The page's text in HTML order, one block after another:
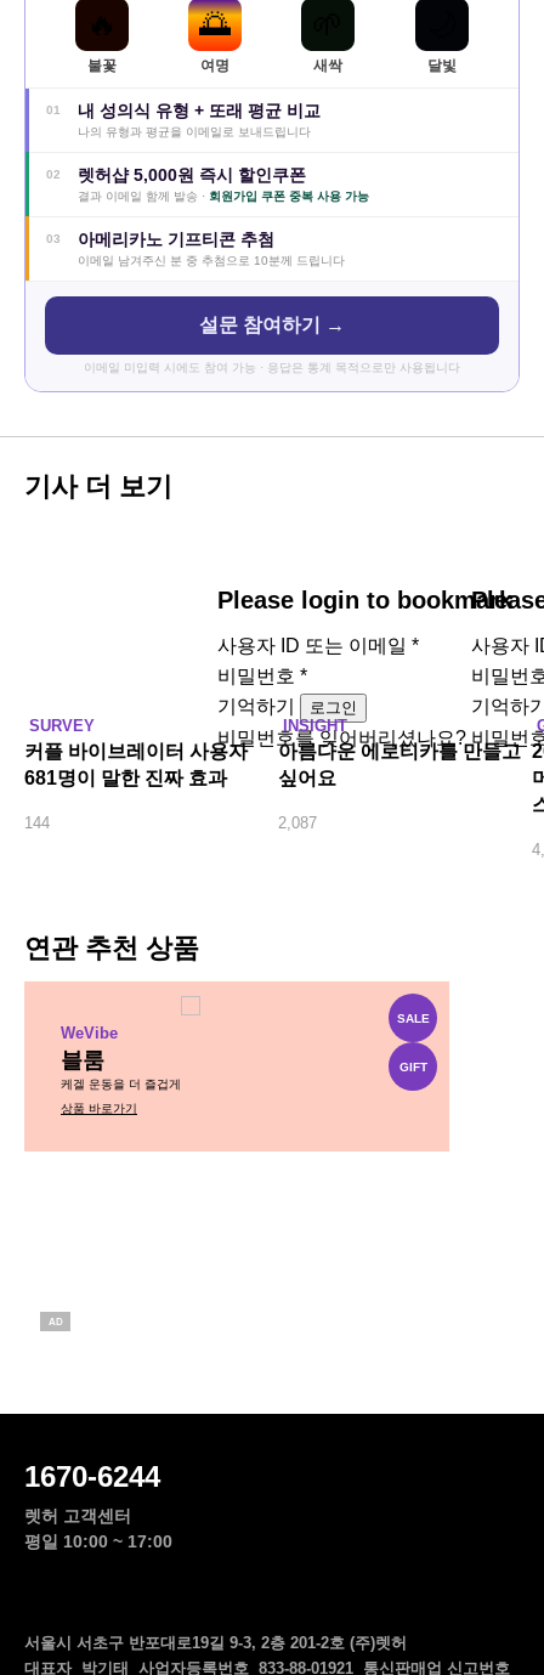
🔥
불꽃
🌅
여명 새싹 달빛
01 내 성의식 유형 + 또래 평균 비교
나의 유형과 평균을 이메일로 보내드립니다
02 렛허샵 5,000원 즉시 할인쿠폰
결과 이메일 함께 발송 · 회원가입 쿠폰 중복 사용 가능
03 아메리카노 기프티콘 추첨
이메일 남겨주신 분 중 추첨으로 10분께 드립니다
설문 참여하기 →
이메일 미입력 시에도 참여 가능 · 응답은 통계 목적으로만 사용됩니다
기사 더 보기
Please login to bookmark
사용자 ID 또는 이메일 *
비밀번호 *
기억하기
로그인
비밀번호를 잊어버리셨나요?
SURVEY
커플 바이브레이터 사용자
681명이 말한 진짜 효과
144
사용자
비밀번
기억하
비밀번
INSIGHT
아름다운 에로티카를 만들고
싶어요
2,087
연관 추천 상품
SALE
GIFT
WeVibe
블룸
케겔 운동을 더 즐겁게
상품 바로가기
AD
1670-6244
렛허 고객센터
평일 10:00 ~ 17:00
서울시 서초구 반포대로19길 9-3, 2층 201-2호 (주)렛허
대표자 박기태 사업자등록번호 833-88-01921 통신판매업 신고번호